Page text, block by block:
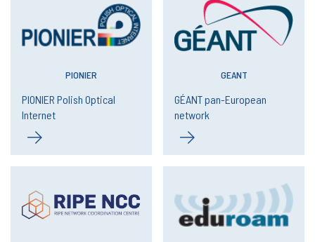
PIONIER
PIONIER Polish Optical
Internet
GEANT
GÉANT pan-European
network